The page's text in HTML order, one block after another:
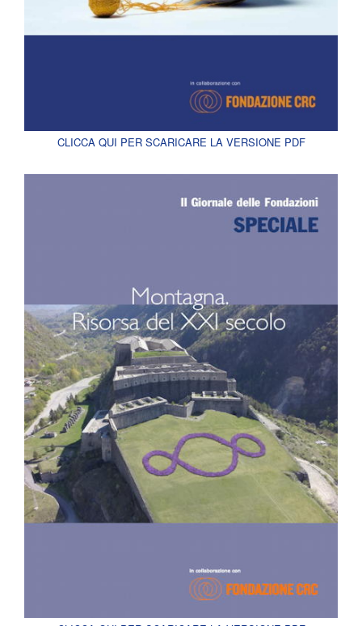
CLICCA QUI PER SCARICARE LA VERSIONE PDF